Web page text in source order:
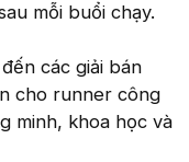
mỗi buổi chạy.
các giải bán
cho runner công
minh, khoa học và